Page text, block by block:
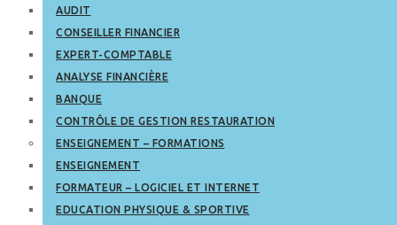
AUDIT
CONSEILLER FINANCIER
EXPERT-COMPTABLE
ANALYSE FINANCIÈRE
BANQUE
CONTRÔLE DE GESTION RESTAURATION
ENSEIGNEMENT – FORMATIONS
ENSEIGNEMENT
FORMATEUR – LOGICIEL ET INTERNET
EDUCATION PHYSIQUE & SPORTIVE